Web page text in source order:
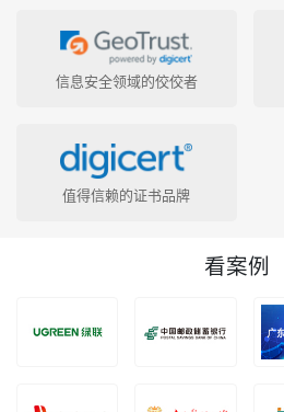
信息安全领域的佼佼者
值得信赖的证书品牌
看案例